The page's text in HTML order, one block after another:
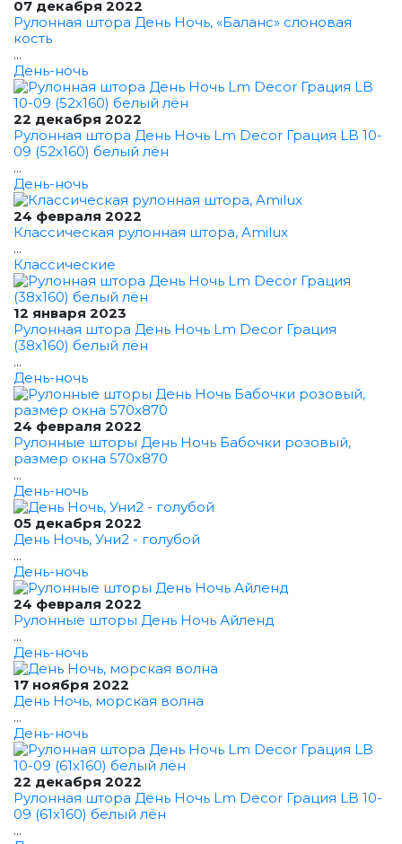
07 декабря 2022
Рулонная штора День Ночь, «Баланс» слоновая
кость
...
День-ночь
22 декабря 2022
Рулонная штора День Ночь Lm Decor Грация LB 10-
09 (52x160) белый лён
...
День-ночь
24 февраля 2022
Классическая рулонная штора, Amilux
...
Классические
12 января 2023
Рулонная штора День Ночь Lm Decor Грация
(38x160) белый лён
...
День-ночь
24 февраля 2022
Рулонные шторы День Ночь Бабочки розовый,
размер окна 570x870
...
День-ночь
05 декабря 2022
День Ночь, Уни2 - голубой
...
День-ночь
24 февраля 2022
Рулонные шторы День Ночь Айленд
...
День-ночь
17 ноября 2022
День Ночь, морская волна
...
День-ночь
22 декабря 2022
Рулонная штора День Ночь Lm Decor Грация LB 10-
09 (61x160) белый лён
...